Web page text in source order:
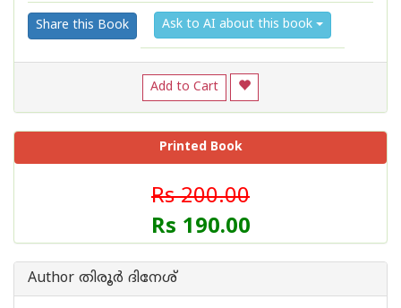
Share this Book Ask to AI about this book
Add to Cart
Printed Book
Rs 200.00
Rs 190.00
Author തിരൂര്‍ ദിനേശ്